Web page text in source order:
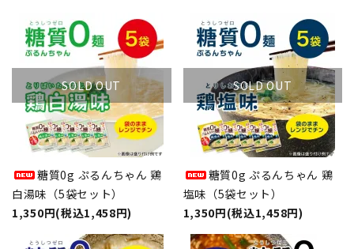
SOLD OUT
糖質0g ぷるんちゃん 鶏
白湯味（5袋セット）
1,350円(税込1,458円)
SOLD OUT
糖質0g ぷるんちゃん 鶏
塩味（5袋セット）
1,350円(税込1,458円)